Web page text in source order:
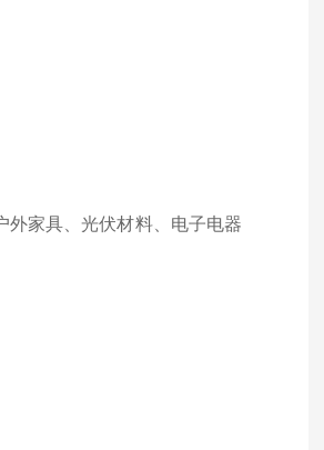
外家具、光伏材料、电子电器